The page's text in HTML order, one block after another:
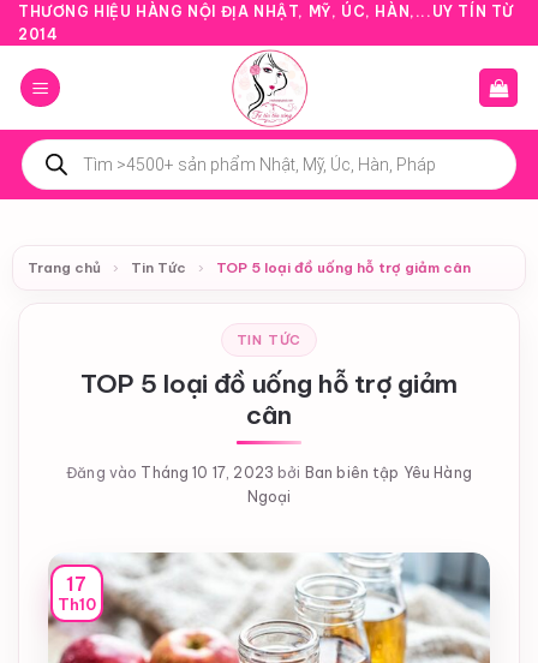
Bỏ
qua
nội
dung
THƯƠNG HIỆU HÀNG NỘI ĐỊA NHẬT, MỸ, ÚC, HÀN,...UY TÍN TỪ
2014
Tìm
kiếm
sản
phẩm
Trang chủ › Tin Tức › TOP 5 loại đồ uống hỗ trợ giảm cân
TIN TỨC
TOP 5 loại đồ uống hỗ trợ giảm
cân
Đăng vào Tháng 10 17, 2023 bởi Ban biên tập Yêu Hàng
Ngoại
17
Th10